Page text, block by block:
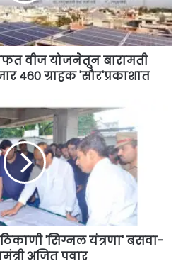
वीज योजनेतून बारामती
460 ग्राहक 'सौर'प्रकाशात
'सिग्नल यंत्रणा' बसवा-
अजित पवार